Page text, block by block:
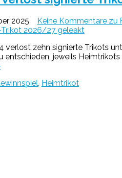
2025 Keine Kommentare zu
verlost zehn signierte Trikots
entschieden, jeweils
Heimtrikot